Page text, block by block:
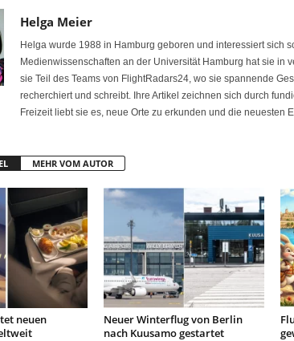
Helga Meier
Helga wurde 1988 in Hamburg geboren und interessiert sich
Medienwissenschaften an der Universität Hamburg hat sie in
sie Teil des Teams von FlightRadars24, wo sie spannende
recherchiert und schreibt. Ihre Artikel zeichnen sich durch
Freizeit liebt sie es, neue Orte zu erkunden und die neuesten
MEHR VOM AUTOR
neuen
Neuer Winterflug von Berlin
nach Kuusamo gestartet